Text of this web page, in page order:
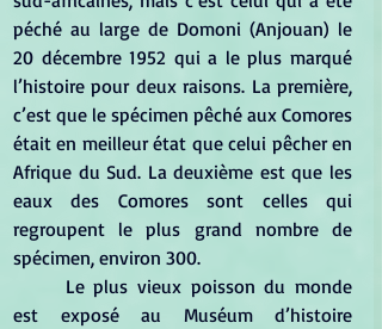
péché au large de Domoni (Anjouan) le
20 décembre 1952 qui a le plus marqué
l’histoire pour deux raisons. La première,
c’est que le spécimen pêché aux Comores
était en meilleur état que celui pêcher en
Afrique du Sud. La deuxième est que les
eaux des Comores sont celles qui
regroupent le plus grand nombre de
spécimen, environ 300.
Le plus vieux poisson du monde
est exposé au Muséum d’histoire